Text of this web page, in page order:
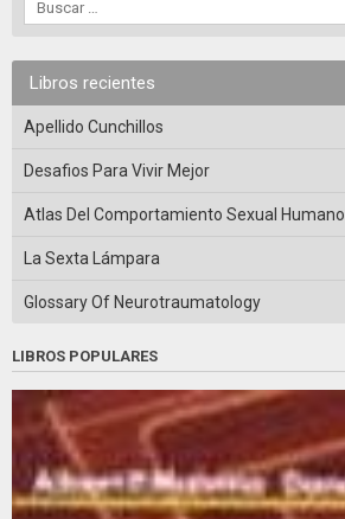
Libros recientes
Apellido Cunchillos
Desafios Para Vivir Mejor
Atlas Del Comportamiento Sexual Humano
La Sexta Lámpara
Glossary Of Neurotraumatology
LIBROS POPULARES